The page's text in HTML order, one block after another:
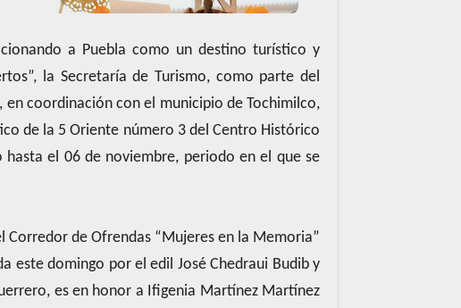
a Puebla como un destino turístico y
la Secretaría de Turismo, como parte del
coordinación con el municipio de Tochimilco,
de la 5 Oriente número 3 del Centro Histórico
el 06 de noviembre, periodo en el que se
de Ofrendas “Mujeres en la Memoria”
este domingo por el edil José Chedraui Budib y
es en honor a Ifigenia Martínez Martínez